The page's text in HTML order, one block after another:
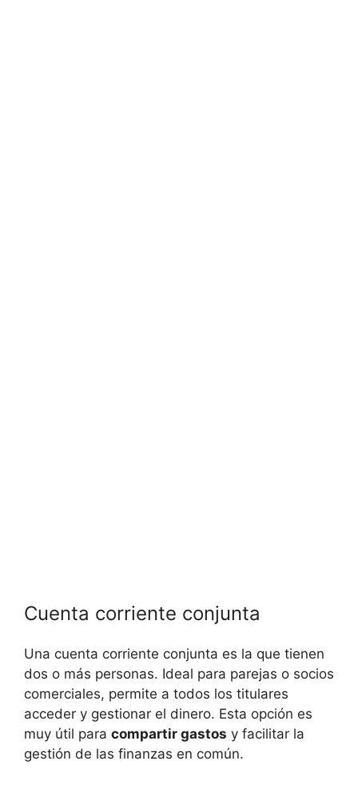
Cuenta corriente conjunta
Una cuenta corriente conjunta es la que tienen
dos o más personas. Ideal para parejas o socios
comerciales, permite a todos los titulares
acceder y gestionar el dinero. Esta opción es
muy útil para compartir gastos y facilitar la
gestión de las finanzas en común.